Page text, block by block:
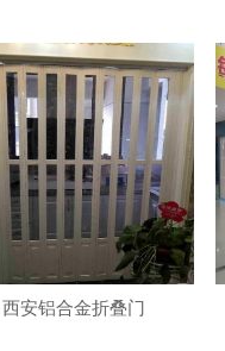
西安铝合金折叠门